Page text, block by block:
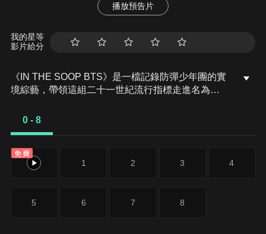
播放預告片
我的星等
影片給分
《IN THE SOOP BTS》是一檔記錄防彈少年團的實
境綜藝，帶領這組二十一世紀流行指標走進名為
放鬆的旅程。第一季中，成員遠離城市喧囂與世界級
0 - 8
免費
0 1 2 3 4
5 6 7 8